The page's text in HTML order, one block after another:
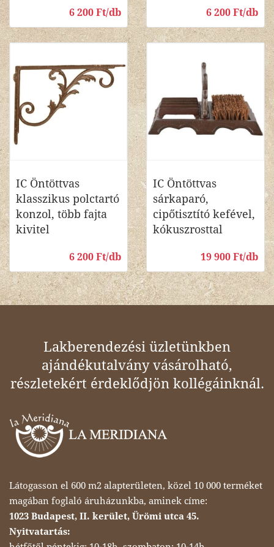
6 200 Ft/db 6 200 Ft/db
IC Öntöttvas
klasszikus polctartó
konzol, több fajta
kivitel
6 200 Ft/db
IC Öntöttvas
sárkaparó,
cipőtisztító kefével,
kókuszrosttal
19 900 Ft/db
Lakberendezési üzletünkben
ajándékutalvány vásárolható,
részletekért érdeklődjön kollégáinknál.
Látogasson el 600 m2 alapterületen, közel 10 000 terméket
magában foglaló áruházunkba, aminek címe:
1023 Budapest, II. kerület, Ürömi utca 45.
Nyitvatartás: